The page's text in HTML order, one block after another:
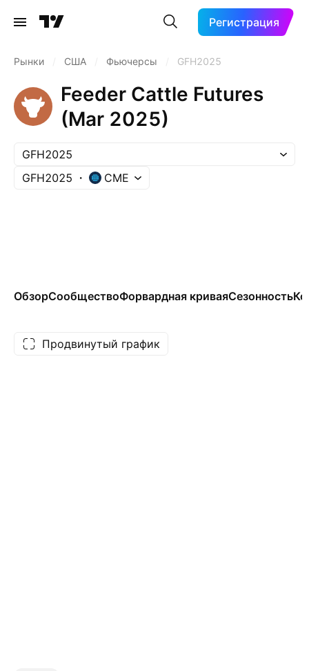
Регистрация
Рынки США Фьючерсы GFH2025
Feeder Cattle Futures
(Mar 2025)
GFH2025
GFH2025
CME
ОбзорСообществоФорвардная криваяСезонность
Продвинутый график